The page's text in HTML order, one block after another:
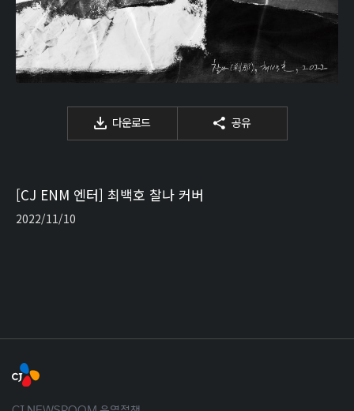
다운로드 공유
[CJ ENM 엔터] 최백호 찰나 커버
2022/11/10